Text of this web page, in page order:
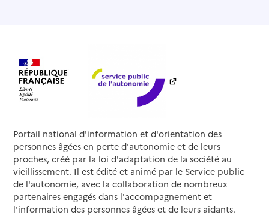
Portail national d'information et d'orientation des
personnes âgées en perte d'autonomie et de leurs
proches, créé par la loi d'adaptation de la société au
vieillissement. Il est édité et animé par le Service public
de l'autonomie, avec la collaboration de nombreux
partenaires engagés dans l'accompagnement et
l'information des personnes âgées et de leurs aidants.